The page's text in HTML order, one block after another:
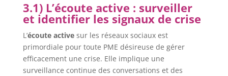
3.1) L’écoute active : surveiller
et identifier les signaux de crise
L’écoute activesur les réseaux sociaux est
primordiale pour toute PME désireuse de gérer
efficacement une crise. Elle implique une
surveillance continue des conversations et des